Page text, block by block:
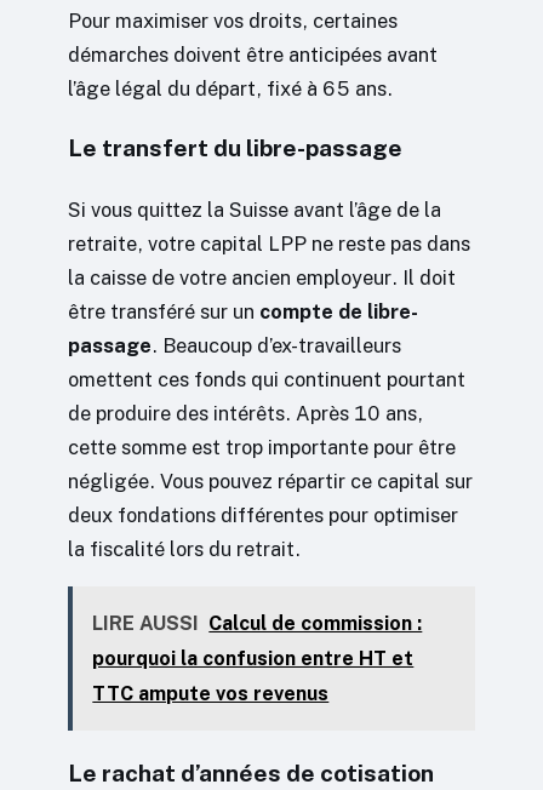
Pour maximiser vos droits, certaines
démarches doivent être anticipées avant
l’âge légal du départ, fixé à 65 ans.
Le transfert du libre-passage
Si vous quittez la Suisse avant l’âge de la
retraite, votre capital LPP ne reste pas dans
la caisse de votre ancien employeur. Il doit
être transféré sur un compte de libre-
passage. Beaucoup d’ex-travailleurs
omettent ces fonds qui continuent pourtant
de produire des intérêts. Après 10 ans,
cette somme est trop importante pour être
négligée. Vous pouvez répartir ce capital sur
deux fondations différentes pour optimiser
la fiscalité lors du retrait.
LIRE AUSSI Calcul de commission :
pourquoi la confusion entre HT et
TTC ampute vos revenus
Le rachat d’années de cotisation